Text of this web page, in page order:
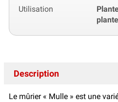
Utilisation
Description
Le mûrier « Mulle » est une